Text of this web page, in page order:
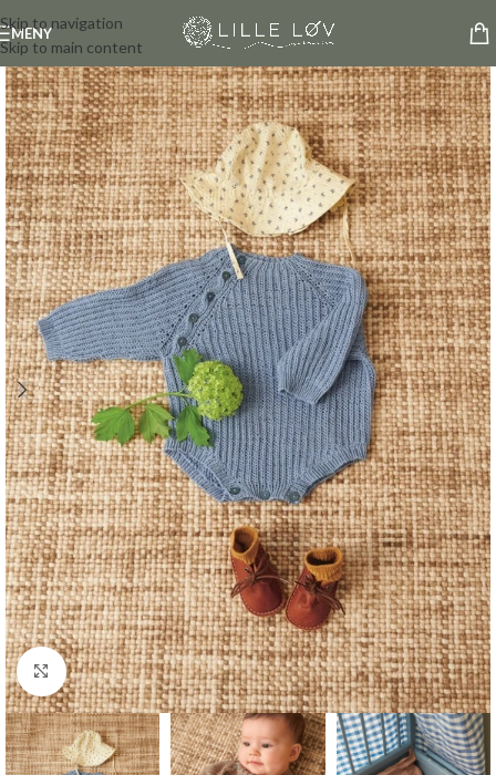
Skip to navigation
Skip to main content
MENY
Click to enlarge